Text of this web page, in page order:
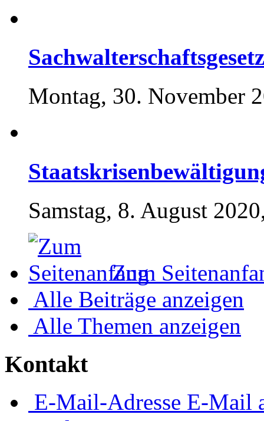
Sachwalterschaftsgesetz
Montag, 30. November
Samstag, 8. August
Zum
Alle Beiträge anzeigen
Alle Themen anzeigen
Kontakt
E-Mail-Adresse E-Mail